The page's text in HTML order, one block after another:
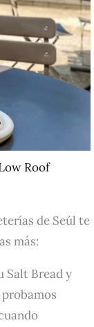
Roof
de Seúl te
más:
Salt Bread y